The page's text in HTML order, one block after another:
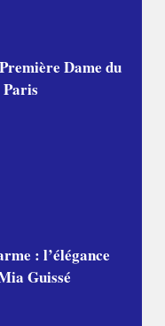
Dame du
Paris
: l’élégance
Guissé